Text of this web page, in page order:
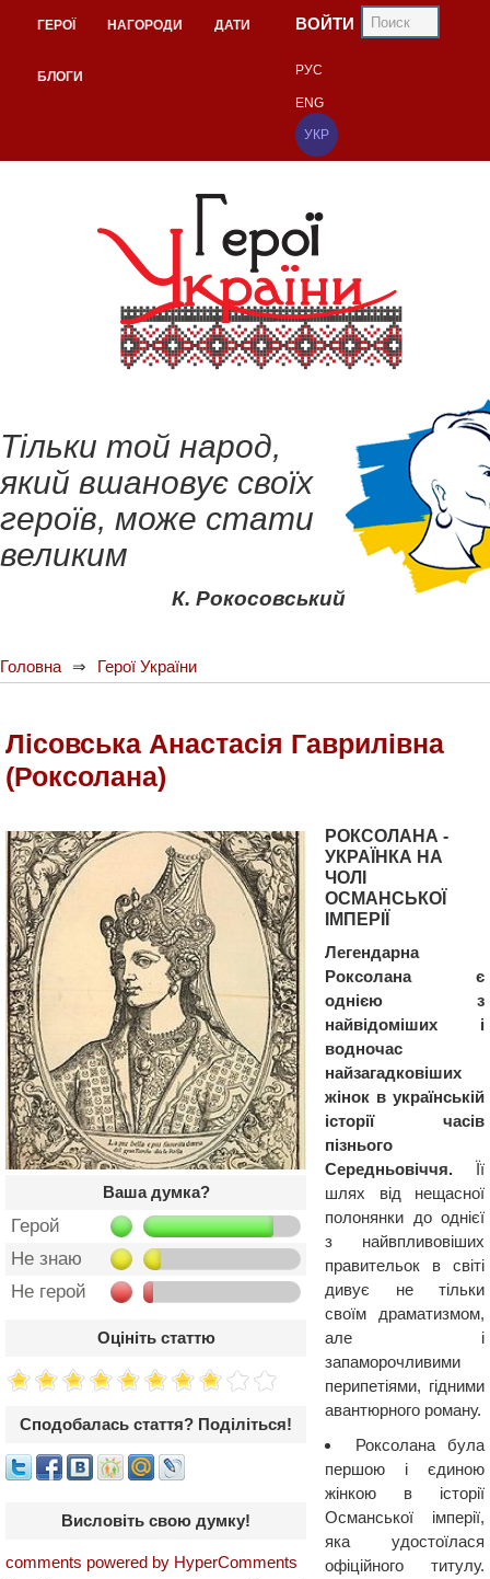
ГЕРОЇ НАГОРОДИ ДАТИ
БЛОГИ
ВОЙТИ
РУС
ENG
УКР
Тільки той народ,
який вшановує своїх
героїв, може стати
великим
К. Рокосовський
Головна Герої України
Лісовська Анастасія Гаврилівна
(Роксолана)
Ваша думка?
Герой
Не знаю
Не герой
Оцініть статтю
Сподобалась стаття? Поділіться!
Висловіть свою думку!
comments powered by HyperComments
РОКСОЛАНА -
УКРАЇНКА НА
ЧОЛІ
ОСМАНСЬКОЇ
ІМПЕРІЇ
Легендарна
Роксолана є
однією з
найвідоміших і
водночас
найзагадковіших
жінок в українській
історії часів
пізнього
Середньовіччя. Її
шлях від нещасної
полонянки до однієї
з найвпливовіших
правительок в світі
дивує не тільки
своїм драматизмом,
але і
запаморочливими
перипетіями, гідними
авантюрного роману.
Роксолана була
першою і єдиною
жінкою в історії
Османської імперії,
яка удостоїлася
офіційного титулу.